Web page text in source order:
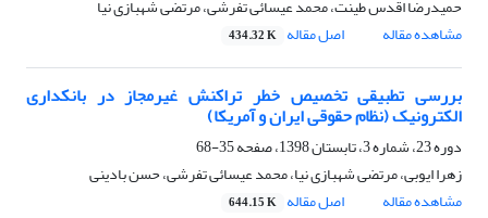
حمیدرضا اقدس طینت، محمد عیسائی تفرشی، مرتضی شهبازی نیا
مشاهده مقاله
اصل مقاله 434.32 K
بررسی تطبیقی تخصیص خطر تراکنش غیرمجاز در بانکداری
الکترونیک (نظام حقوقی ایران و آمریکا)
دوره 23، شماره 3، تابستان 1398، صفحه
35-68
زهرا ایوبی، مرتضی شهبازی نیا، محمد عیسائی تفرشی، حسن بادینی
مشاهده مقاله
اصل مقاله 644.15 K